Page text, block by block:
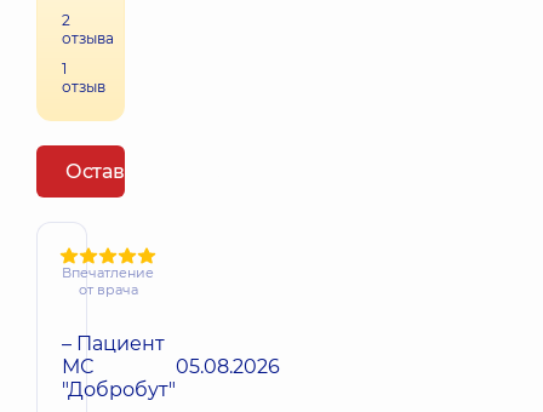
2
отзыва
1
отзыв
Оставить отзыв
Впечатление
от врача
– Пациент
МС
"Добробут"
05.08.2026